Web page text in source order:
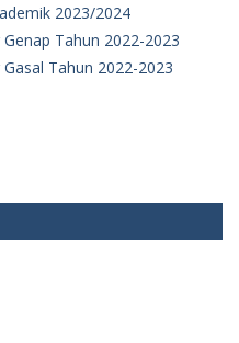
2023/2024
Tahun 2022-2023
Tahun 2022-2023